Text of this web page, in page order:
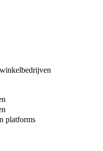
platforms